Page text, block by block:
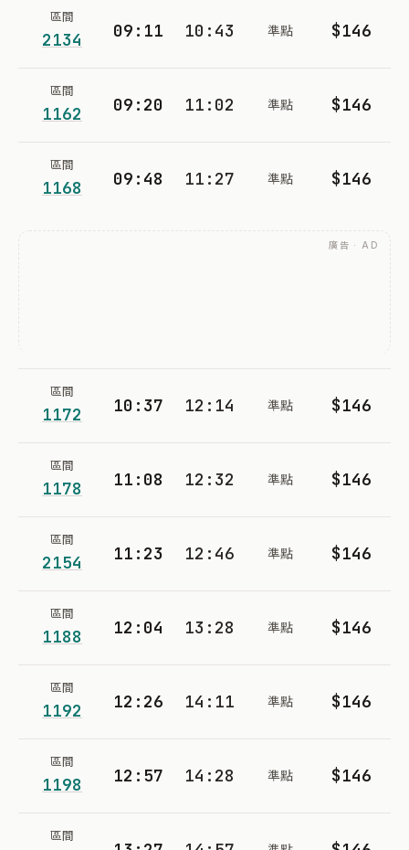
區間
2134 09:11 10:43 準點 $146
區間
1162 09:20 11:02 準點 $146
區間
1168 09:48 11:27 準點 $146
廣告 · AD
區間
1172 10:37 12:14 準點 $146
區間
1178 11:08 12:32 準點 $146
區間
2154 11:23 12:46 準點 $146
區間
1188 12:04 13:28 準點 $146
區間
1192 12:26 14:11 準點 $146
區間
1198 12:57 14:28 準點 $146
區間